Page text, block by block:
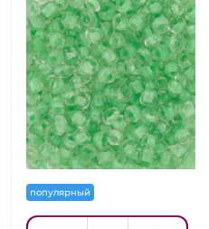
популярный